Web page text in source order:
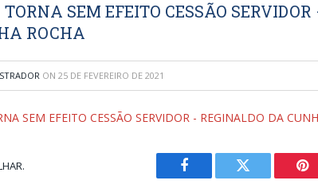
TORNA SEM EFEITO CESSÃO
ROCHA
ON 25 DE FEVEREIRO DE 2021
SEM EFEITO CESSÃO SERVIDOR - REGINALDO DA
Facebook Twitter